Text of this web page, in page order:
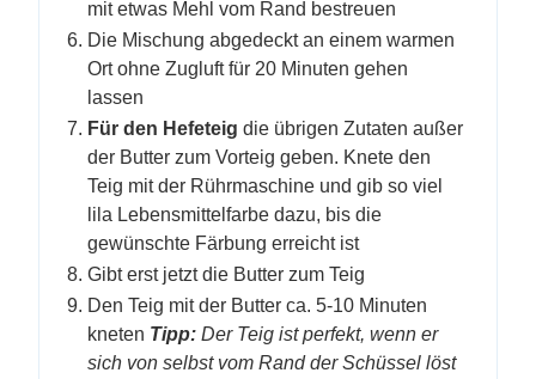
mit etwas Mehl vom Rand bestreuen
Die Mischung abgedeckt an einem warmen
Ort ohne Zugluft für 20 Minuten gehen
lassen
Für den Hefeteig die übrigen Zutaten außer
der Butter zum Vorteig geben. Knete den
Teig mit der Rührmaschine und gib so viel
lila Lebensmittelfarbe dazu, bis die
gewünschte Färbung erreicht ist
Gibt erst jetzt die Butter zum Teig
Den Teig mit der Butter ca. 5-10 Minuten
kneten Tipp: Der Teig ist perfekt, wenn er
sich von selbst vom Rand der Schüssel löst